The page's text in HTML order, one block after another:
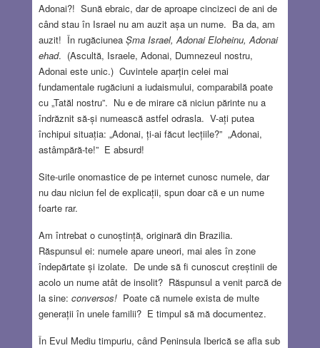
Adonai?! Sună ebraic, dar de aproape cincizeci de ani de
când stau în Israel nu am auzit așa un nume. Ba da, am
auzit! În rugăciunea Șma Israel, Adonai Eloheinu, Adonai
ehad. (Ascultă, Israele, Adonai, Dumnezeul nostru,
Adonai este unic.) Cuvintele aparțin celei mai
fundamentale rugăciuni a iudaismului, comparabilă poate
cu „Tatăl nostru”. Nu e de mirare că niciun părinte nu a
îndrăznit să-și numească astfel odrasla. V-ați putea
închipui situația: „Adonai, ți-ai făcut lecțiile?” „Adonai,
astâmpără-te!” E absurd!
Site-urile onomastice de pe internet cunosc numele, dar
nu dau niciun fel de explicații, spun doar că e un nume
foarte rar.
Am întrebat o cunoștință, originară din Brazilia.
Răspunsul ei: numele apare uneori, mai ales în zone
îndepărtate și izolate. De unde să fi cunoscut creștinii de
acolo un nume atât de insolit? Răspunsul a venit parcă de
la sine: conversos!Poate că numele exista de multe
generații în unele familii? E timpul să mă documentez.
În Evul Mediu timpuriu, când Peninsula Iberică se afla sub